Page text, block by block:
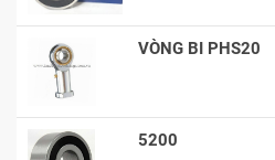
VÒNG BI PHS20
5200